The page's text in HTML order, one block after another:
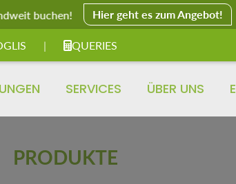
buchen! Hier geht es zum Angebot!
| QUERIES
SERVICES ÜBER UNS
PRODUKTE